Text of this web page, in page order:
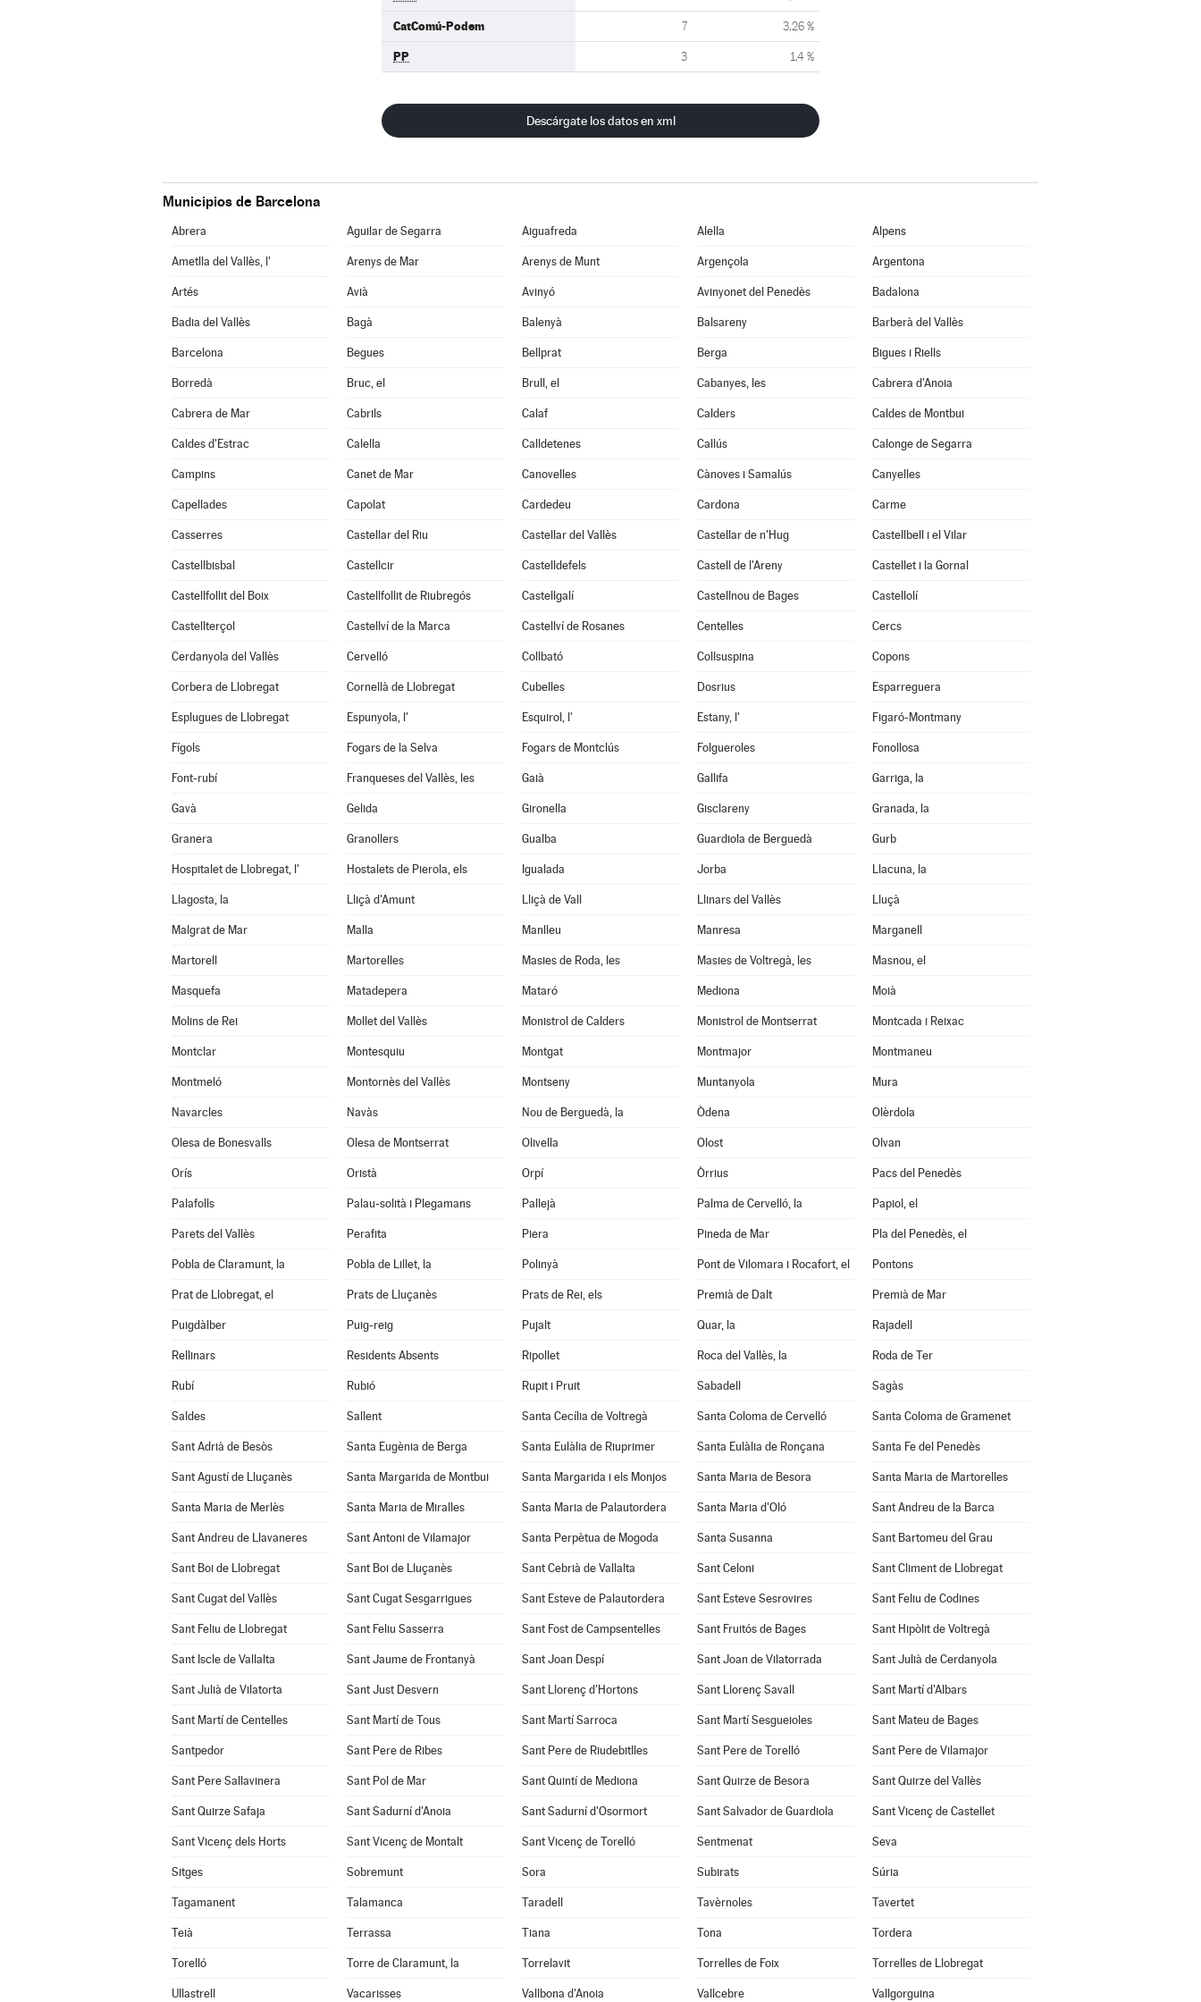
CatComú-Podem 7 3,26 %
PP 3 1,4 %
Descárgate los datos en xml
Municipios de Barcelona
Abrera Aguilar de Segarra Aiguafreda Alella Alpens
Ametlla del Vallès, l' Arenys de Mar Arenys de Munt Argençola Argentona
Artés Avià Avinyó Avinyonet del Penedès Badalona
Badia del Vallès Bagà Balenyà Balsareny Barberà del Vallès
Barcelona Begues Bellprat Berga Bigues i Riells
Borredà Bruc, el Brull, el Cabanyes, les Cabrera d'Anoia
Cabrera de Mar Cabrils Calaf Calders Caldes de Montbui
Caldes d'Estrac Calella Calldetenes Callús Calonge de Segarra
Campins Canet de Mar Canovelles Cànoves i Samalús Canyelles
Capellades Capolat Cardedeu Cardona Carme
Casserres Castellar del Riu Castellar del Vallès Castellar de n'Hug Castellbell i el Vilar
Castellbisbal Castellcir Castelldefels Castell de l'Areny Castellet i la Gornal
Castellfollit del Boix Castellfollit de Riubregós Castellgalí Castellnou de Bages Castellolí
Castellterçol Castellví de la Marca Castellví de Rosanes Centelles Cercs
Cerdanyola del Vallès Cervelló Collbató Collsuspina Copons
Corbera de Llobregat Cornellà de Llobregat Cubelles Dosrius Esparreguera
Esplugues de Llobregat Espunyola, l' Esquirol, l' Estany, l' Figaró-Montmany
Fígols Fogars de la Selva Fogars de Montclús Folgueroles Fonollosa
Font-rubí Franqueses del Vallès, les Gaià Gallifa Garriga, la
Gavà Gelida Gironella Gisclareny Granada, la
Granera Granollers Gualba Guardiola de Berguedà Gurb
Hospitalet de Llobregat, l' Hostalets de Pierola, els Igualada Jorba Llacuna, la
Llagosta, la Lliçà d'Amunt Lliçà de Vall Llinars del Vallès Lluçà
Malgrat de Mar Malla Manlleu Manresa Marganell
Martorell Martorelles Masies de Roda, les Masies de Voltregà, les Masnou, el
Masquefa Matadepera Mataró Mediona Moià
Molins de Rei Mollet del Vallès Monistrol de Calders Monistrol de Montserrat Montcada i Reixac
Montclar Montesquiu Montgat Montmajor Montmaneu
Montmeló Montornès del Vallès Montseny Muntanyola Mura
Navarcles Navàs Nou de Berguedà, la Òdena Olèrdola
Olesa de Bonesvalls Olesa de Montserrat Olivella Olost Olvan
Orís Oristà Orpí Òrrius Pacs del Penedès
Palafolls Palau-solità i Plegamans Pallejà Palma de Cervelló, la Papiol, el
Parets del Vallès Perafita Piera Pineda de Mar Pla del Penedès, el
Pobla de Claramunt, la Pobla de Lillet, la Polinyà Pont de Vilomara i Rocafort, el Pontons
Prat de Llobregat, el Prats de Lluçanès Prats de Rei, els Premià de Dalt Premià de Mar
Puigdàlber Puig-reig Pujalt Quar, la Rajadell
Rellinars Residents Absents Ripollet Roca del Vallès, la Roda de Ter
Rubí Rubió Rupit i Pruit Sabadell Sagàs
Saldes Sallent Santa Cecília de Voltregà Santa Coloma de Cervelló Santa Coloma de Gramenet
Sant Adrià de Besòs Santa Eugènia de Berga Santa Eulàlia de Riuprimer Santa Eulàlia de Ronçana Santa Fe del Penedès
Sant Agustí de Lluçanès Santa Margarida de Montbui Santa Margarida i els Monjos Santa Maria de Besora Santa Maria de Martorelles
Santa Maria de Merlès Santa Maria de Miralles Santa Maria de Palautordera Santa Maria d'Oló Sant Andreu de la Barca
Sant Andreu de Llavaneres Sant Antoni de Vilamajor Santa Perpètua de Mogoda Santa Susanna Sant Bartomeu del Grau
Sant Boi de Llobregat Sant Boi de Lluçanès Sant Cebrià de Vallalta Sant Celoni Sant Climent de Llobregat
Sant Cugat del Vallès Sant Cugat Sesgarrigues Sant Esteve de Palautordera Sant Esteve Sesrovires Sant Feliu de Codines
Sant Feliu de Llobregat Sant Feliu Sasserra Sant Fost de Campsentelles Sant Fruitós de Bages Sant Hipòlit de Voltregà
Sant Iscle de Vallalta Sant Jaume de Frontanyà Sant Joan Despí Sant Joan de Vilatorrada Sant Julià de Cerdanyola
Sant Julià de Vilatorta Sant Just Desvern Sant Llorenç d'Hortons Sant Llorenç Savall Sant Martí d'Albars
Sant Martí de Centelles Sant Martí de Tous Sant Martí Sarroca Sant Martí Sesgueioles Sant Mateu de Bages
Santpedor Sant Pere de Ribes Sant Pere de Riudebitlles Sant Pere de Torelló Sant Pere de Vilamajor
Sant Pere Sallavinera Sant Pol de Mar Sant Quintí de Mediona Sant Quirze de Besora Sant Quirze del Vallès
Sant Quirze Safaja Sant Sadurní d'Anoia Sant Sadurní d'Osormort Sant Salvador de Guardiola Sant Vicenç de Castellet
Sant Vicenç dels Horts Sant Vicenç de Montalt Sant Vicenç de Torelló Sentmenat Seva
Sitges Sobremunt Sora Subirats Súria
Tagamanent Talamanca Taradell Tavèrnoles Tavertet
Teià Terrassa Tiana Tona Tordera
Torelló Torre de Claramunt, la Torrelavit Torrelles de Foix Torrelles de Llobregat
Ullastrell Vacarisses Vallbona d'Anoia Vallcebre Vallgorguina